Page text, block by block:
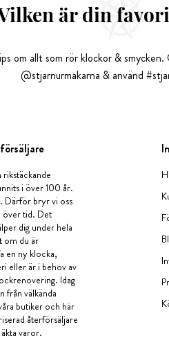
är din
om allt som rör klockor &
@stjarnurmakarna & använd
i över 100 år.
Därför bryr vi oss
över tid. Det
dig under hela
om du är
en ny klocka,
eller är i behov av
Idag
från välkända
butiker och här
återförsäljare
varor.